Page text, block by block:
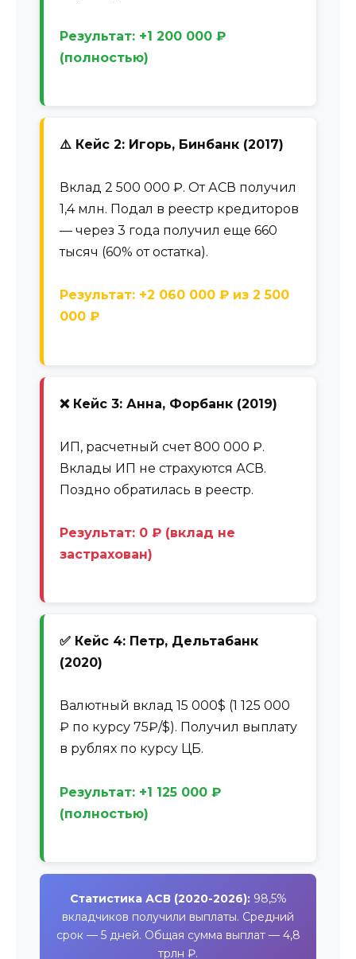
Результат: +1 200 000 ₽
(полностью)
⚠️ Кейс 2: Игорь, Бинбанк (2017)
Вклад 2 500 000 ₽. От АСВ получил
1,4 млн. Подал в реестр кредиторов
— через 3 года получил еще 660
тысяч (60% от остатка).
Результат: +2 060 000 ₽ из 2 500
000 ₽
❌ Кейс 3: Анна, Форбанк (2019)
ИП, расчетный счет 800 000 ₽.
Вклады ИП не страхуются АСВ.
Поздно обратилась в реестр.
Результат: 0 ₽ (вклад не
застрахован)
✅ Кейс 4: Петр, Дельтабанк
(2020)
Валютный вклад 15 000$ (1 125 000
₽ по курсу 75₽/$). Получил выплату
в рублях по курсу ЦБ.
Результат: +1 125 000 ₽
(полностью)
Статистика АСВ (2020-2026):98,5%
вкладчиков получили выплаты. Средний
срок — 5 дней. Общая сумма выплат — 4,8
трлн ₽.